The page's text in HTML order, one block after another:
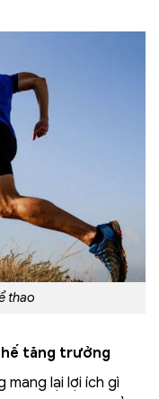
thao
tăng trưởng
lại lợi ích gì